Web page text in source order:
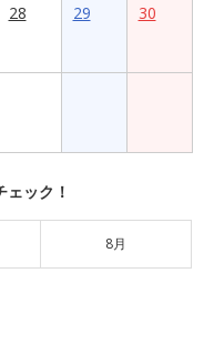
28 29 30
ック！
8月